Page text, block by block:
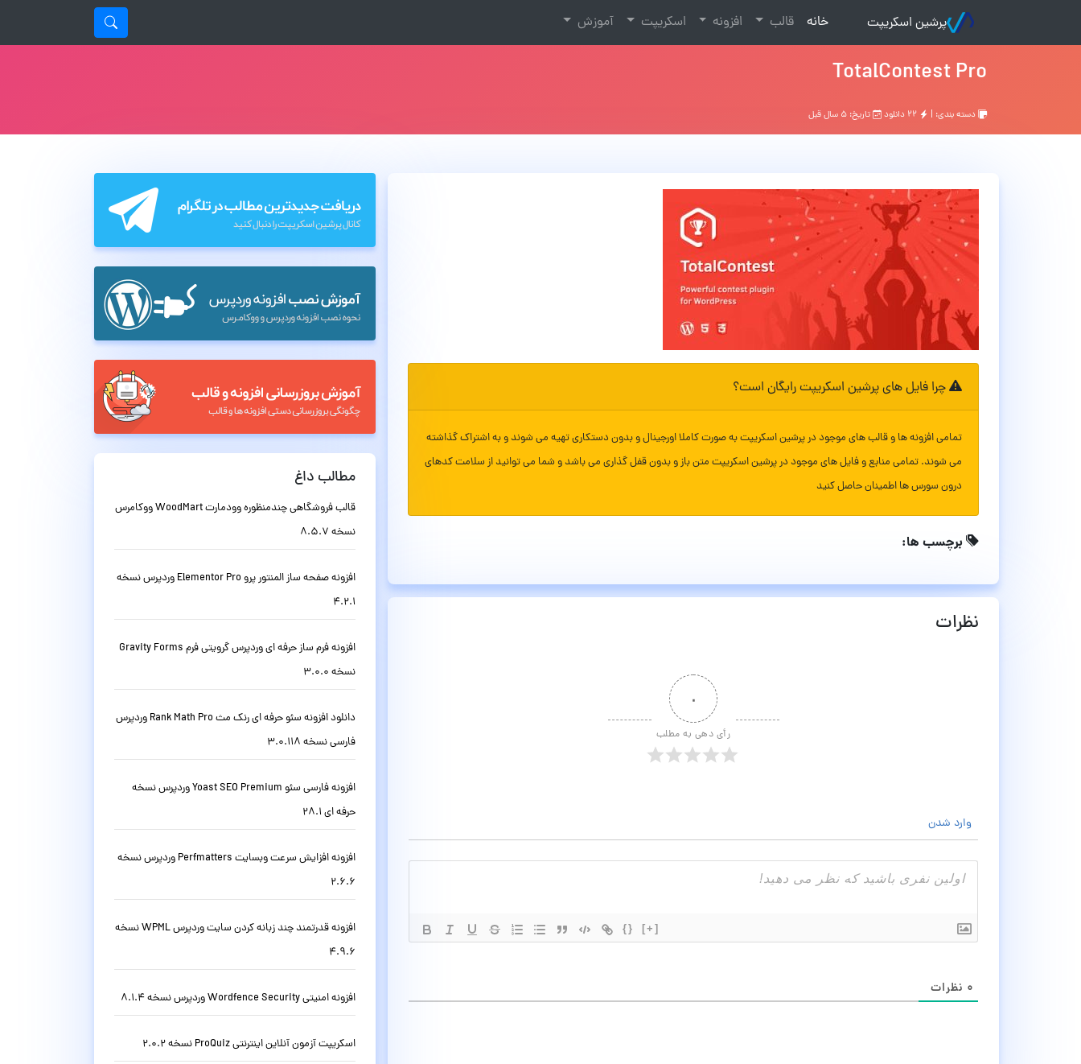
پرشین اسکریپت خانه
(current) قالب افزونه اسکریپت آموزش
TotalContest Pro
دسته بندی: | تاریخ: ۵ سال قبل
چرا فایل های پرشین اسکریپت رایگان است؟
تمامی افزونه ها و قالب های موجود در پرشین اسکریپت به صورت کاملا اورجینال و بدون دستکاری تهیه می شوند و به اشتراک گذاشته
می شوند. تمامی منابع و فایل های موجود در پرشین اسکریپت متن باز و بدون قفل گذاری می باشد و شما می توانید از سلامت کدهای
درون سورس ها اطمینان حاصل کنید
برچسب ها:
نظرات
۰
رأی دهی به مطلب
وارد شدن
{} [+]
۰ نظرات
مطالب داغ
قالب فروشگاهی چندمنظوره وودمارت WoodMart ووکامرس
نسخه 8.5.7
افزونه صفحه ساز المنتور پرو Elementor Pro وردپرس نسخه
4.2.1
افزونه فرم ساز حرفه ای وردپرس گرویتی فرم Gravity Forms
نسخه 3.0.0
دانلود افزونه سئو حرفه ای رنک مث Rank Math Pro وردپرس
فارسی نسخه 3.0.118
افزونه فارسی سئو Yoast SEO Premium وردپرس نسخه
حرفه ای 28.1
افزونه افزایش سرعت وبسایت Perfmatters وردپرس نسخه
2.6.6
افزونه قدرتمند چند زبانه کردن سایت وردپرس WPML نسخه
4.9.6
افزونه امنیتی Wordfence Security وردپرس نسخه 8.1.4
اسکریپت آزمون آنلاین اینترنتی ProQuiz نسخه 2.0.2